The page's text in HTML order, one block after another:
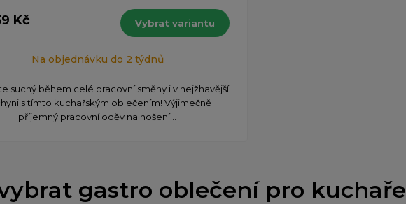
Kč
Vybrat variantu
Na objednávku do 2 týdnů
suchý během celé pracovní směny i v nejžhavější
s tímto kuchařským oblečením! Výjimečně
příjemný pracovní oděv na nošení...
gastro oblečení pro kuchaře